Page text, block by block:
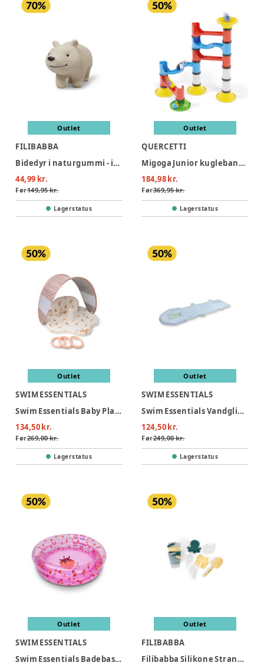
Outlet
FILIBABBA
Bidedyr i naturgummi - isbjørnen polly
44,99 kr.
Før149,95 kr.
Lagerstatus
Outlet
QUERCETTI
Migoga Junior kuglebane (31 dele)
184,98 kr.
Før369,95 kr.
Lagerstatus
Outlet
SWIM ESSENTIALS
Swim Essentials Baby Plaskestol Med Skygge - Mermaid Bubbles
134,50 kr.
Før269,00 kr.
Lagerstatus
Outlet
SWIM ESSENTIALS
Swim Essentials Vandglidebane 550 cm - Crocodile
124,50 kr.
Før249,00 kr.
Lagerstatus
Outlet
SWIM ESSENTIALS
Swim Essentials Badebassin 60 cm - Strawberry Fields
Outlet
FILIBABBA
Filibabba Silikone Strandsæt - Konfetti